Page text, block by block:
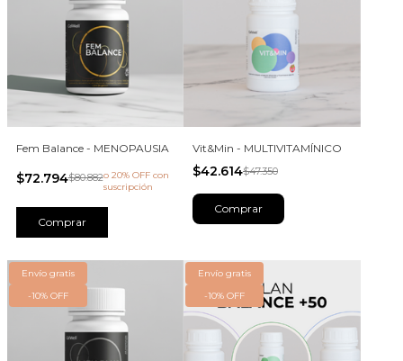
Fem Balance - MENOPAUSIA
$72.794$80.882o 20% OFF con
suscripción
Comprar
Vit&Min - MULTIVITAMÍNICO
$42.614$47.350
Envío gratis
-10% OFF
Envío gratis
-10% OFF